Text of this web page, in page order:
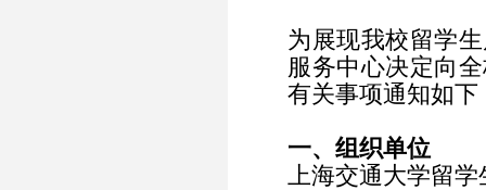
为展现我校留学
服务中心决定向
有关事项通知如下
一、组织单位
上海交通大学留学